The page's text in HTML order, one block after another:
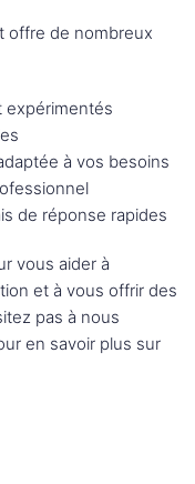
offre de nombreux
expérimentés
à vos besoins
de réponse rapides
vous aider à
et à vous offrir des
pas à nous
en savoir plus sur